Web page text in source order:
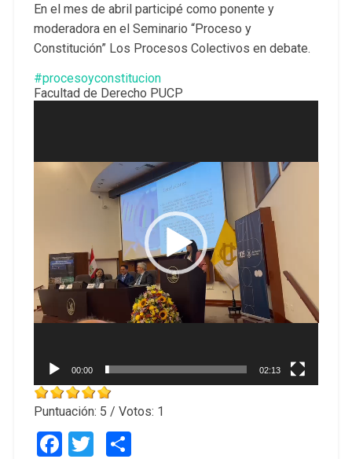
En el mes de abril participé como ponente y
moderadora en el Seminario “Proceso y
Constitución” Los Procesos Colectivos en debate.
#procesoyconstitucion
Facultad de Derecho PUCP
00:00 02:13
Puntuación: 5 / Votos: 1
Facebook
Twitter